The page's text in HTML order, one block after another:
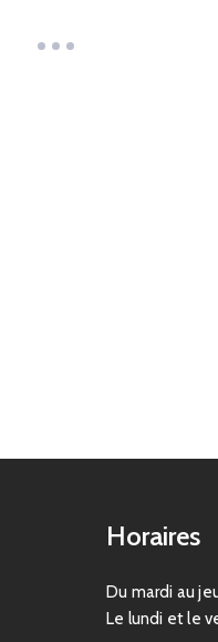
Horaires
Du mardi au
Le lundi et le